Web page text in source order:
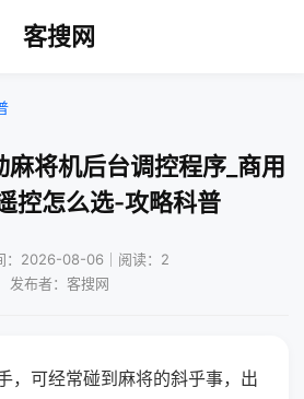
客搜网
将机后台调控程序_商用
控怎么选-攻略科普
：2026-08-06｜阅读：2
发布者：客搜网
，可经常碰到麻将的斜乎事，出